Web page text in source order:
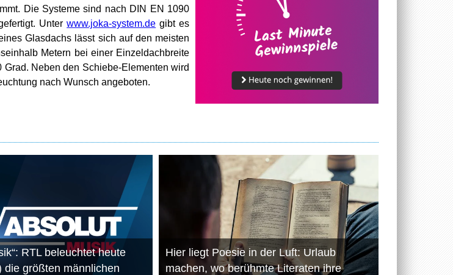
Die Systeme sind nach DIN EN 1090
Unterwww.joka-system.de gibt es
Glasdachs lässt sich auf den meisten
Metern bei einer Einzeldachbreite
Neben den Schiebe-Elementen wird
nach Wunsch angeboten.
RTL beleuchtet heute
die größten männlichen
Hier liegt Poesie in der Luft: Urlaub
machen, wo berühmte Literaten ihre